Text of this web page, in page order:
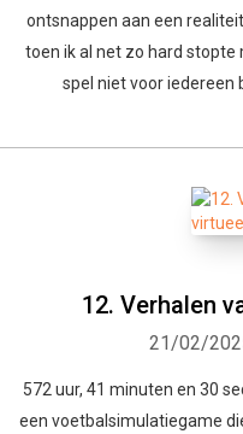
ontsnappen aan een
toen ik al net zo hard
spel niet voor iedereen
12. Verhalen
21/02/
572 uur, 41 minuten en 30
een voetbalsimulatiegame
Whatsapp